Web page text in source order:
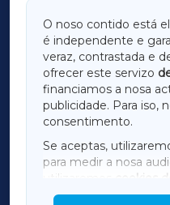
O noso contido está
é independente e
veraz, contrastada e
ofrecer este servizo
financiamos a nosa
publicidade. Para iso,
consentimento.
Se aceptas,
para medir a nosa
utilizaremos
cookies
mostrar publicidade